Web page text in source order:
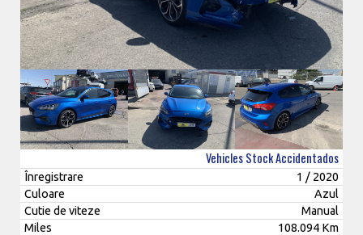
Vehicles Stock Accidentados
Înregistrare
1 / 2020
Culoare
Azul
Cutie de viteze
Manual
Miles
108.094 Km